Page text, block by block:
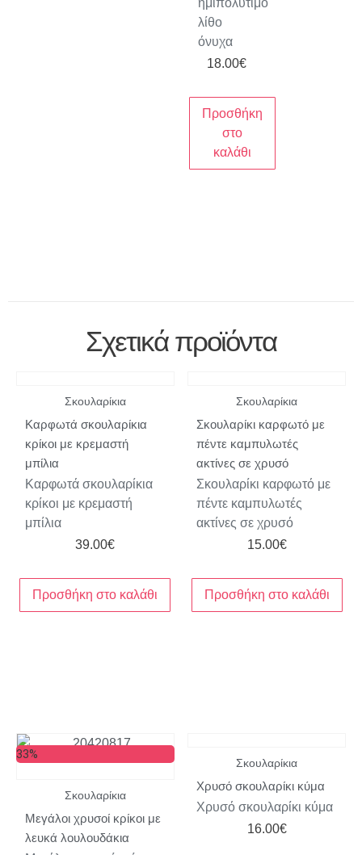
λίθο
όνυχα
18.00€
Προσθήκη
στο
καλάθι
Σχετικά προϊόντα
Σκουλαρίκια
Καρφωτά σκουλαρίκια
κρίκοι με κρεμαστή
μπίλια
Καρφωτά σκουλαρίκια
κρίκοι με κρεμαστή
μπίλια
39.00€
Προσθήκη στο καλάθι
Σκουλαρίκια
Σκουλαρίκι καρφωτό με
πέντε καμπυλωτές
ακτίνες σε χρυσό
Σκουλαρίκι καρφωτό με
πέντε καμπυλωτές
ακτίνες σε χρυσό
15.00€
Προσθήκη στο καλάθι
33%
Σκουλαρίκια
Μεγάλοι χρυσοί κρίκοι με
λευκά λουλουδάκια
Σκουλαρίκια
Χρυσό σκουλαρίκι κύμα
Χρυσό σκουλαρίκι κύμα
16.00€